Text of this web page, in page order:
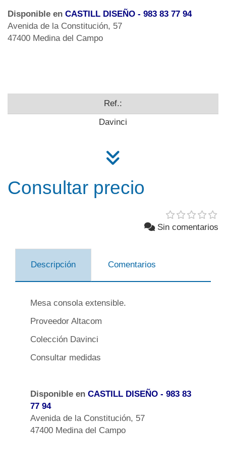
Disponible en CASTILL DISEÑO - 983 83 77 94
Avenida de la Constitución, 57
47400 Medina del Campo
Ref.:
Davinci
Consultar precio
Sin comentarios
Descripción Comentarios
Mesa consola extensible.
Proveedor Altacom
Colección Davinci
Consultar medidas
Disponible en CASTILL DISEÑO - 983 83
77 94
Avenida de la Constitución, 57
47400 Medina del Campo